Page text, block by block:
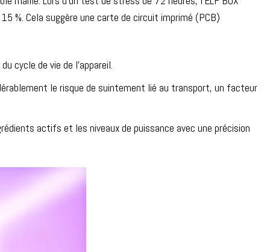
%. Cela suggère une carte de circuit imprimé (PCB)
cycle de vie de l'appareil.
le risque de suintement lié au transport, un facteur
actifs et les niveaux de puissance avec une précision